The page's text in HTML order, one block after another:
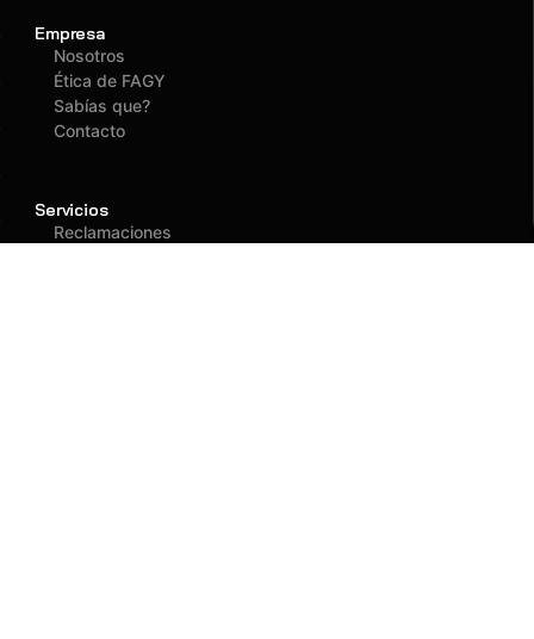
Empresa
Nosotros
Ética de FAGY
Sabías que?
Contacto
Servicios
Reclamaciones